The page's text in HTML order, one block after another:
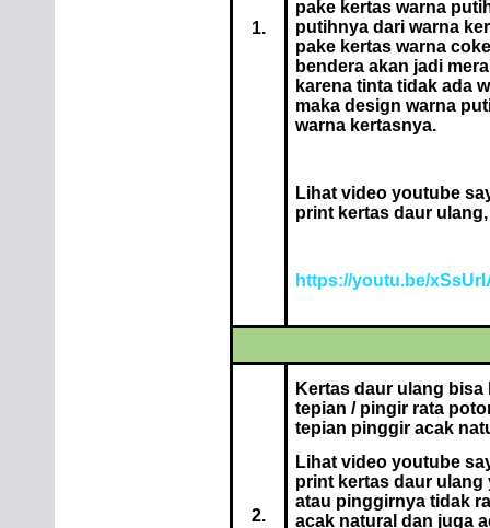
1.
pake kertas warna
putihnya dari warna
pake kertas warna
bendera akan jadi
karena tinta tidak ada
maka design warna
warna kertasnya.
Lihat video youtube
print kertas daur
https://youtu.be/
2.
Kertas daur ulang
tepian / pingir rata
tepian pinggir acak
Lihat video youtube
print kertas daur ulang
atau pinggirnya tidak
acak natural dan juga